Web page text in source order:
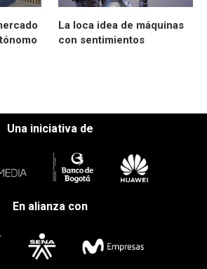
La loca idea de máquinas
con sentimientos
Una iniciativa de
En alianza con